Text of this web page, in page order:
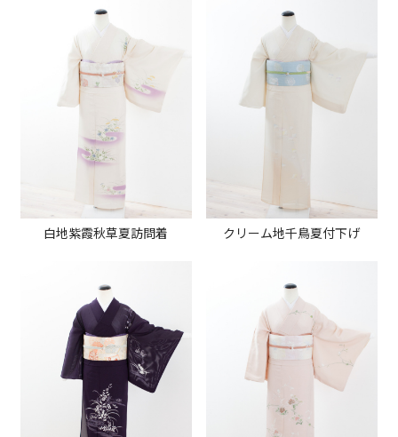
白地紫霞秋草夏訪問着 クリーム地千鳥夏付下げ